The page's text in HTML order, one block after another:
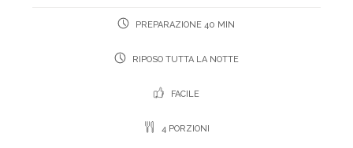
PREPARAZIONE 40 MIN
RIPOSO TUTTA LA NOTTE
FACILE
4 PORZIONI